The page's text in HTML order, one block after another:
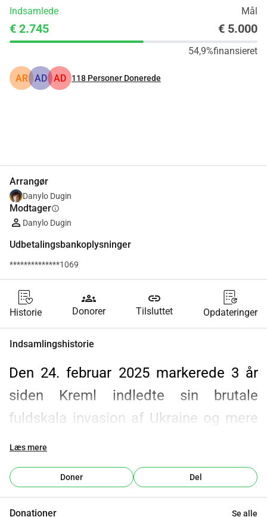
Indsamlede Mål
€ 2.745 € 5.000
54,9%finansieret
AR AD AD 118 Personer Donerede
Arrangør
Danylo Dugin
Modtagerinfo
Danylo Dugin
Udbetalingsbankoplysninger
**************1069
Historie
groups
Donorer
link
Tilsluttet Opdateringer
Indsamlingshistorie
Den 24. februar 2025 markerede 3 år
siden Kreml indledte sin brutale
fuldskala invasion af Ukraine og mere
end 11 år siden den russiske
besættelse af ukrainsk territorium
begyndte i Krim. I dag står den
ukrainske nation stadig, modigt
Læs mere
Doner Del
Donationer Se alle